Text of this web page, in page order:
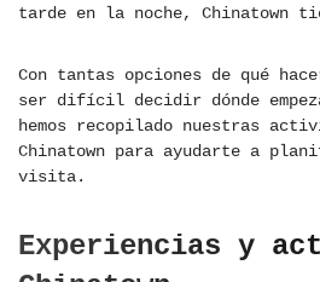
tarde en la noche, Chinatown
Con tantas opciones de qué
ser difícil decidir dónde
hemos recopilado nuestras
Chinatown para ayudarte a
visita.
Experiencias y